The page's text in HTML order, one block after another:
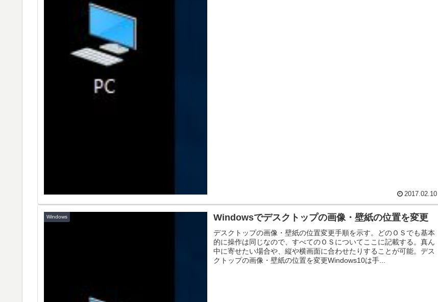
2017.02.10
Windows Windowsでデスクトップの画像・壁紙の位置を変更
デスクトップの画像・壁紙の位置変更手順を示す。どのＯＳでも基本
的に操作は同じなので、すべてのＯＳについてここに記載する。真ん
中に寄せたい場合や、縦や横画面に合わせたりすることが可能。デス
クトップの画像・壁紙の位置を変更Windows10は手...